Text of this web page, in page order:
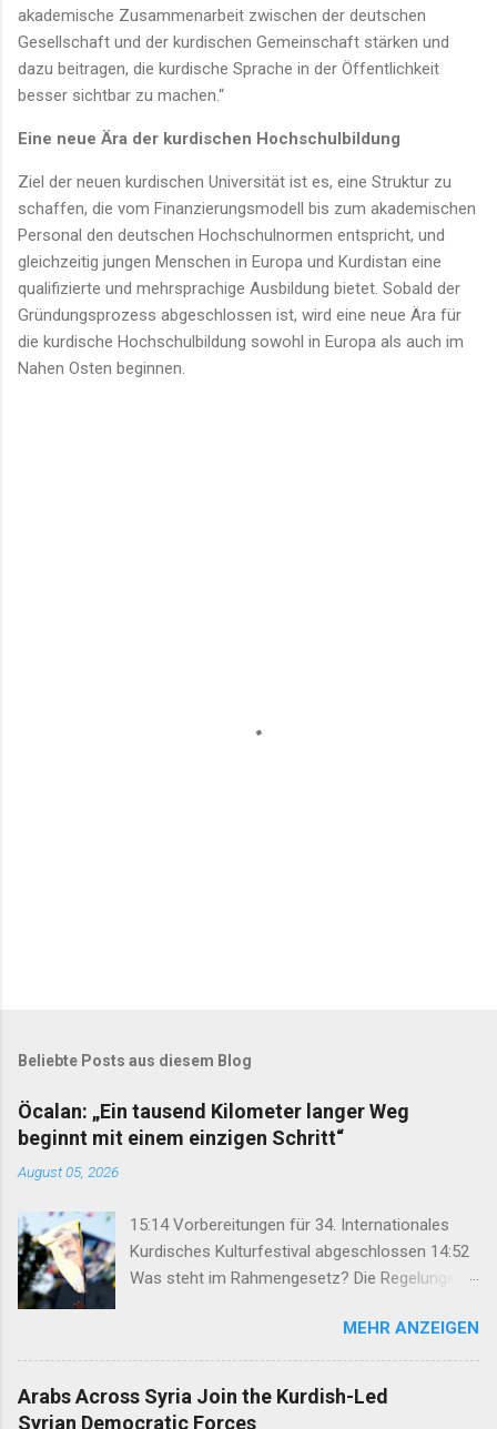
akademische Zusammenarbeit zwischen der deutschen
Gesellschaft und der kurdischen Gemeinschaft stärken und
dazu beitragen, die kurdische Sprache in der Öffentlichkeit
besser sichtbar zu machen.“
Eine neue Ära der kurdischen Hochschulbildung
Ziel der neuen kurdischen Universität ist es, eine Struktur zu
schaffen, die vom Finanzierungsmodell bis zum akademischen
Personal den deutschen Hochschulnormen entspricht, und
gleichzeitig jungen Menschen in Europa und Kurdistan eine
qualifizierte und mehrsprachige Ausbildung bietet. Sobald der
Gründungsprozess abgeschlossen ist, wird eine neue Ära für
die kurdische Hochschulbildung sowohl in Europa als auch im
Nahen Osten beginnen.
Beliebte Posts aus diesem Blog
Öcalan: „Ein tausend Kilometer langer Weg
beginnt mit einem einzigen Schritt“
August 05, 2026
15:14 Vorbereitungen für 34. Internationales
Kurdisches Kulturfestival abgeschlossen 14:52
Was steht im Rahmengesetz? Die Regelungen
Keimzelle des Demokratisierungsprozesses
werden 14:25 Rahmengesetz zum
Friedensprozess ins Parlament eingebracht
12:46 TJA: Von der Forderung nach Öcalans
MEHR ANZEIGEN
Arabs Across Syria Join the Kurdish-Led
Syrian Democratic Forces